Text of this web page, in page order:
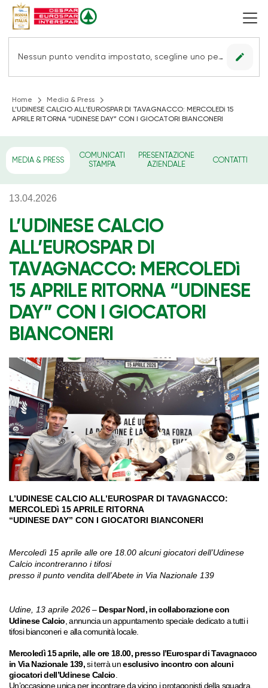
Nessun punto vendita impostato, scegline uno per vedere le offerte. edit
Home
Media & Press
L’UDINESE CALCIO ALL’EUROSPAR DI TAVAGNACCO: MERCOLEDì 15
APRILE RITORNA “UDINESE DAY” CON I GIOCATORI BIANCONERI
MEDIA & PRESS
COMUNICATI
STAMPA
PRESENTAZIONE
AZIENDALE
CONTATTI
13.04.2026
L’UDINESE CALCIO
ALL’EUROSPAR DI
TAVAGNACCO: MERCOLEDì
15 APRILE RITORNA “UDINESE
DAY” CON I GIOCATORI
BIANCONERI
L’UDINESE CALCIO ALL’EUROSPAR DI TAVAGNACCO:
MERCOLEDì 15 APRILE RITORNA
“UDINESE DAY” CON I GIOCATORI BIANCONERI
Mercoledì 15 aprile alle ore 18.00 alcuni giocatori dell’Udinese
Calcio incontreranno i tifosi
presso il punto vendita dell’Abete in Via Nazionale 139
Udine, 13 aprile 2026– Despar Nord, in collaborazione con
Udinese Calcio, annuncia un appuntamento speciale dedicato a tutti i
tifosi bianconeri e alla comunità locale.
Mercoledì 15 aprile, alle ore 18.00, presso l’Eurospar di Tavagnacco
in Via Nazionale 139,si terrà unesclusivo incontro con alcuni
giocatori dell’Udinese Calcio.
Un’occasione unica per incontrare da vicino i protagonisti della squadra,